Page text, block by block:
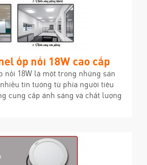
ốp nổi 18W cao cấp
nổi 18W là một trong những sản
tin tưởng từ phía người tiêu
cung cấp ánh sáng và chất lượng